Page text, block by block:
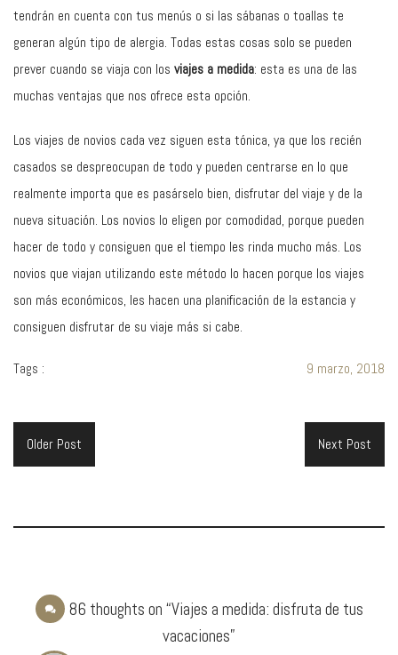
tendrán en cuenta con tus menús o si las sábanas o toallas te
generan algún tipo de alergia. Todas estas cosas solo se pueden
prever cuando se viaja con los viajes a medida: esta es una de las
muchas ventajas que nos ofrece esta opción.
Los viajes de novios cada vez siguen esta tónica, ya que los recién
casados se despreocupan de todo y pueden centrarse en lo que
realmente importa que es pasárselo bien, disfrutar del viaje y de la
nueva situación. Los novios lo eligen por comodidad, porque pueden
hacer de todo y consiguen que el tiempo les rinda mucho más. Los
novios que viajan utilizando este método lo hacen porque los viajes
son más económicos, les hacen una planificación de la estancia y
consiguen disfrutar de su viaje más si cabe.
Tags : 9 marzo, 2018
Older Post Next Post
86 thoughts on “Viajes a medida: disfruta de tus
vacaciones”